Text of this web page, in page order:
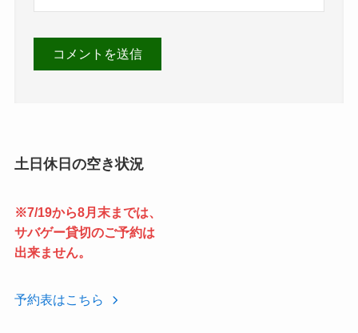
土日休日の空き状況
※7/19から8月末までは、
サバゲー貸切のご予約は
出来ません。
予約表はこちら